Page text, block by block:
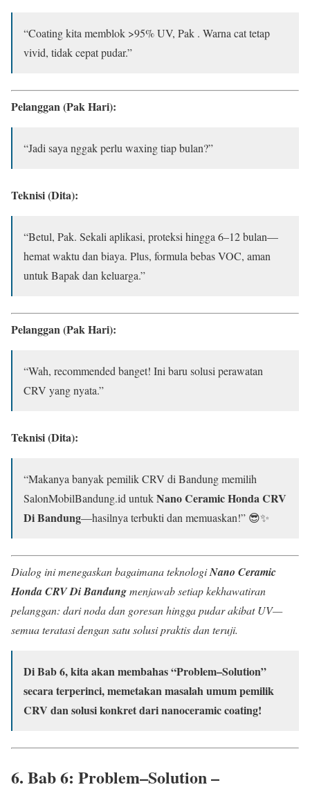
“Coating kita memblok >95% UV, Pak . Warna cat tetap
vivid, tidak cepat pudar.”
Pelanggan (Pak Hari):
“Jadi saya nggak perlu waxing tiap bulan?”
Teknisi (Dita):
“Betul, Pak. Sekali aplikasi, proteksi hingga 6–12 bulan—
hemat waktu dan biaya. Plus, formula bebas VOC, aman
untuk Bapak dan keluarga.”
Pelanggan (Pak Hari):
“Wah, recommended banget! Ini baru solusi perawatan
CRV yang nyata.”
Teknisi (Dita):
“Makanya banyak pemilik CRV di Bandung memilih
SalonMobilBandung.id untukNano Ceramic Honda CRV
Di Bandung—hasilnya terbukti dan memuaskan!” 😎✨
Dialog ini menegaskan bagaimana teknologiNano Ceramic
Honda CRV Di Bandungmenjawab setiap kekhawatiran
pelanggan: dari noda dan goresan hingga pudar akibat UV—
semua teratasi dengan satu solusi praktis dan teruji.
Di Bab 6, kita akan membahas “Problem–Solution”
secara terperinci, memetakan masalah umum pemilik
CRV dan solusi konkret dari nanoceramic coating!
6. Bab 6: Problem–Solution –